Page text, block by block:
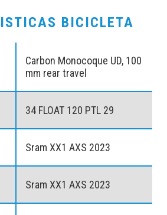
BICICLETA
Carbon Monocoque UD, 100
mm rear travel
34 FLOAT 120 PTL 29
Sram XX1 AXS 2023
Sram XX1 AXS 2023